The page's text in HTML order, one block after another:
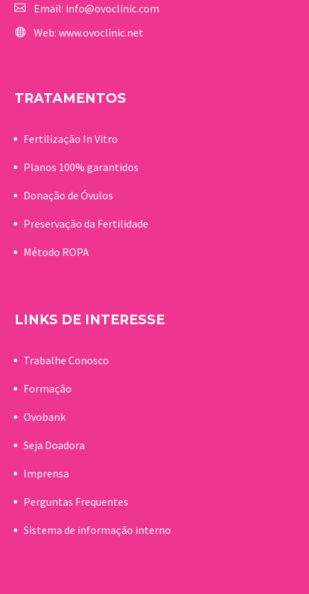
Email: info@ovoclinic.com
Web: www.ovoclinic.net
TRATAMENTOS
Fertilização In Vitro
Planos 100% garantidos
Donação de Óvulos
Preservação da Fertilidade
Método ROPA
LINKS DE INTERESSE
Trabalhe Conosco
Formação
Ovobank
Seja Doadora
Imprensa
Perguntas Frequentes
Sistema de informação interno